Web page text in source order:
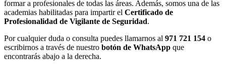
formar a profesionales de todas las áreas. Además, somos una de las
academias habilitadas para impartir el Certificado de
Profesionalidad de Vigilante de Seguridad.
Por cualquier duda o consulta puedes llamarnos al 971 721 154 o
escribirnos a través de nuestro botón de WhatsApp que
encontrarás abajo a la derecha.